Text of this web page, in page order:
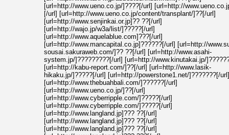
[url=http://www.ueno.co.jp/]????[/url] [url=http://
[/url] [url=http://www.ueno.co.jp/content/transplant/]??[/url]
[url=http://www.senjinkai.or.jp]?? ??[/url]
[url=http://wajo.jp/w3a/list/]?????[/url]
[url=http://www.aquelablue.com]???[/url]
[url=http://www.mancapital.co.jp]??????[/url] [url=http://
sousai.sakuraweb.com/]?? ??[/url] [url=http://www.asahi-
system.jp/]?????????[/url] [url=http://www.kinutakai.jp/
[url=http://kabu-report.com/]??[/url] [url=http://www.lasik-
hikaku.jp/]?????[/url] [url=http://powerstone1.net/]???????[/url]
[url=http://www.thebuahbali.com/]??????[/url]
[url=http://www.ueno.co.jp/]??[/url]
[url=http://www.cyberripple.com/]?????[/url]
[url=http://www.cyberripple.com/]?????[/url]
[url=http://www.langland.jp]??? ??[/url]
[url=http://www.langland.jp]??? ??[/url]
[url=http://www.langland.jp]??? ??[/url]